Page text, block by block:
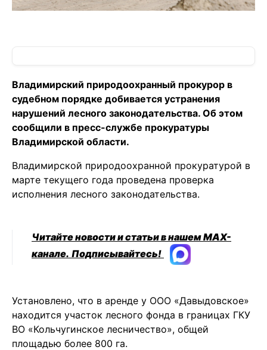
Владимирский природоохранный прокурор в
судебном порядке добивается устранения
нарушений лесного законодательства. Об этом
сообщили в пресс-службе прокуратуры
Владимирской области.
Владимирской природоохранной прокуратурой в
марте текущего года проведена проверка
исполнения лесного законодательства.
Читайте новости и статьи в нашем MAX-
канале. Подписывайтесь!
Установлено, что в аренде у ООО «Давыдовское»
находится участок лесного фонда в границах ГКУ
ВО «Кольчугинское лесничество», общей
площадью более 800 га.